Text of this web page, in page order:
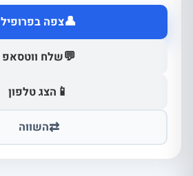
👤צפה בפרופיל
💬שלח ווטסאפ
📱 הצג טלפון
⇄השווה